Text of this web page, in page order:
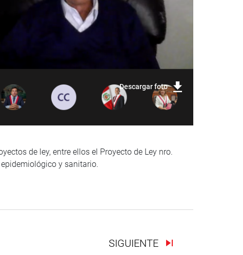
Descargar foto
de ley, entre ellos el Proyecto de Ley nro.
y sanitario.
SIGUIENTE